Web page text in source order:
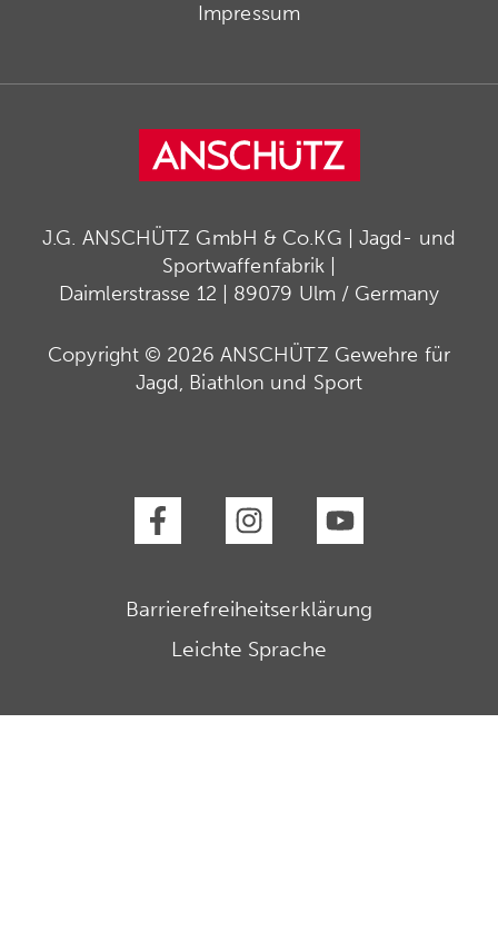
Impressum
J.G. ANSCHÜTZ GmbH & Co.KG | Jagd- und
Sportwaffenfabrik |
Daimlerstrasse 12 | 89079 Ulm / Germany
Copyright © 2026 ANSCHÜTZ Gewehre für
Jagd, Biathlon und Sport
Barrierefreiheitserklärung
Leichte Sprache